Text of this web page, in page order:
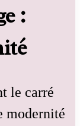
:
le carré
modernité